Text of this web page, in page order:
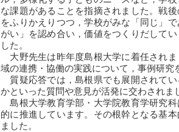
な課題があることを指摘されました。戦
をふりかえりつつ，学校がみな「同じ」
がい」を認め合い，価値をつくりだして
した。
大野先生は昨年度島根大学に着任され
域の連携・協働の実践について，事例研究
質疑応答では，島根県でも展開されて
かといった質問や意見が活発に交わされま
島根大学教育学部・大学院教育学研究
的に推進しています。その根幹となる基
ました。